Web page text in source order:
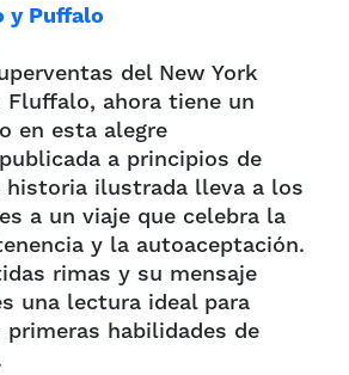
y Puffalo
del New York
Fluffalo, ahora tiene un
en esta alegre
a principios de
historia ilustrada lleva a los
a un viaje que celebra la
y la autoaceptación.
rimas y su mensaje
una lectura ideal para
habilidades de